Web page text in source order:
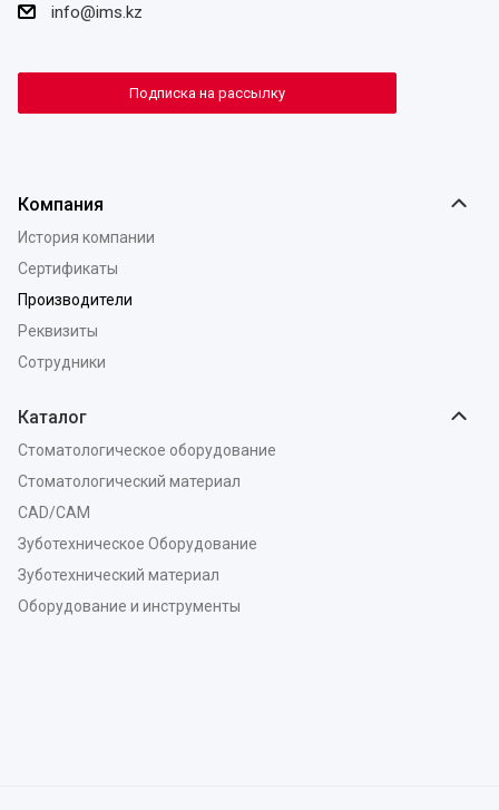
info@ims.kz
Подписка на рассылку
Компания
История компании
Сертификаты
Производители
Реквизиты
Сотрудники
Каталог
Стоматологическое оборудование
Стоматологический материал
CAD/CAM
Зуботехническое Оборудование
Зуботехнический материал
Оборудование и инструменты